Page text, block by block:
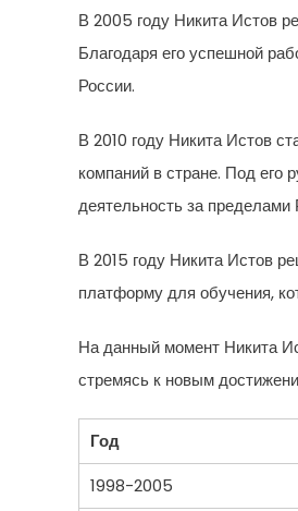
В 2005 году Никита Истов
Благодаря его успешной
России.
В 2010 году Никита Истов
компаний в стране. Под его
деятельность за пределами
В 2015 году Никита Истов
платформу для обучения,
На данный момент Никита
стремясь к новым
Год
1998-2005